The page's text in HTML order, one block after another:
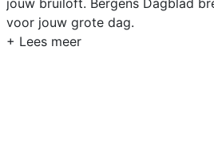
jouw bruiloft. Bergens Dagblad
voor jouw grote dag.